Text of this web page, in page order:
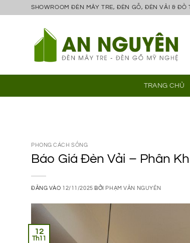
SHOWROOM ĐÈN MÂY TRE, ĐÈN GỖ, ĐÈN VẢI & ĐỒ
TRANG CHỦ
PHONG CÁCH SỐNG
Báo Giá Đèn Vải – Phân
ĐĂNG VÀO 12/11/2025 BỞI PHẠM VĂN NGUYÊN
12
Th11